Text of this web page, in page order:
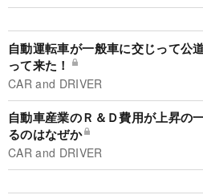
自動運転車が一般車に交じって公
って来た！
CAR and DRIVER
自動車産業のＲ＆Ｄ費用が上昇の
るのはなぜか
CAR and DRIVER